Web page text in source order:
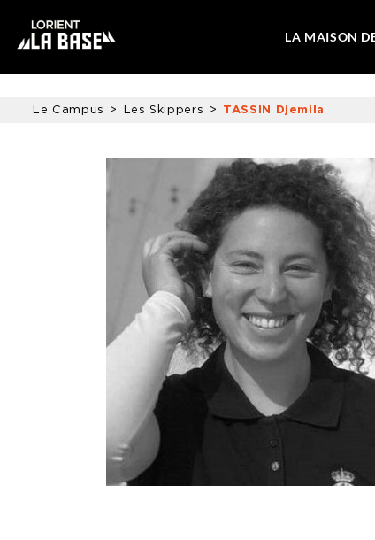
LA MAISON
Le Campus Les Skippers TASSIN Djemila